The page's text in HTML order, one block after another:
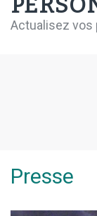
Actualisez vos
Presse